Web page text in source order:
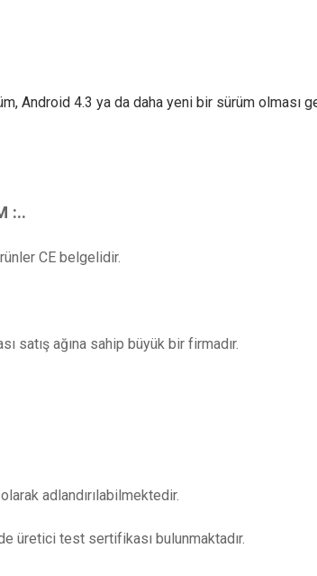
Android 4.3 ya da daha yeni bir sürüm olması
:..
CE belgelidir.
satış ağına sahip büyük bir firmadır.
adlandırılabilmektedir.
üretici test sertifikası bulunmaktadır.